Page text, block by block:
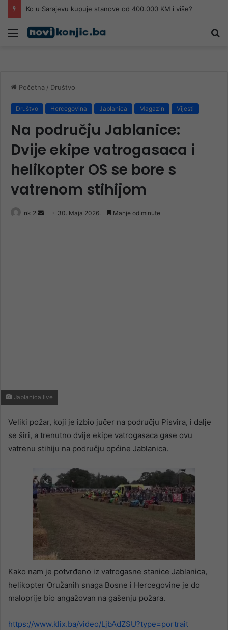
Ko u Sarajevu kupuje stanove od 400.000 KM i više?
Meni
Početna / Društvo
Društvo Hercegovina Jablanica Magazin Vijesti
Na području Jablanice:
Dvije ekipe vatrogasaca i
helikopter OS se bore s
vatrenom stihijom
nk 2
Send 30. Maja 2026. Manje od minute
Jablanica.live
Veliki požar, koji je izbio jučer na području Pisvira, i dalje
se širi, a trenutno dvije ekipe vatrogasaca gase ovu
vatrenu stihiju na području općine Jablanica.
Kako nam je potvrđeno iz vatrogasne stanice Jablanica,
helikopter Oružanih snaga Bosne i Hercegovine je do
maloprije bio angažovan na gašenju požara.
https://www.klix.ba/video/LjbAdZSU?type=portrait